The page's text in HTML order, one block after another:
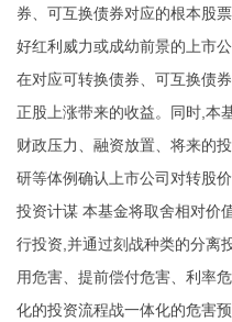
券、可互换债券对应的根本股
好红利威力或成幼前景的上市
在对应可转换债券、可互换债
正股上涨带来的收益。同时,本
财政压力、融资放置、将来的
研等体例确认上市公司对转股
投资计谋 本基金将取舍相对价
行投资,并通过刻战种类的分离
用危害、提前偿付危害、利率
化的投资流程战一体化的危害